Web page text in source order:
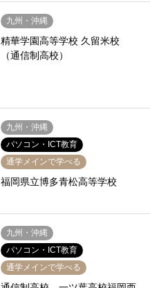
九州・沖縄
精華学園高等学校 久留米校
（通信制高校）
九州・沖縄
パソコン・ICT教育
通学メインで学べる
福岡県立博多青松高等学校
九州・沖縄
パソコン・ICT教育
通学メインで学べる